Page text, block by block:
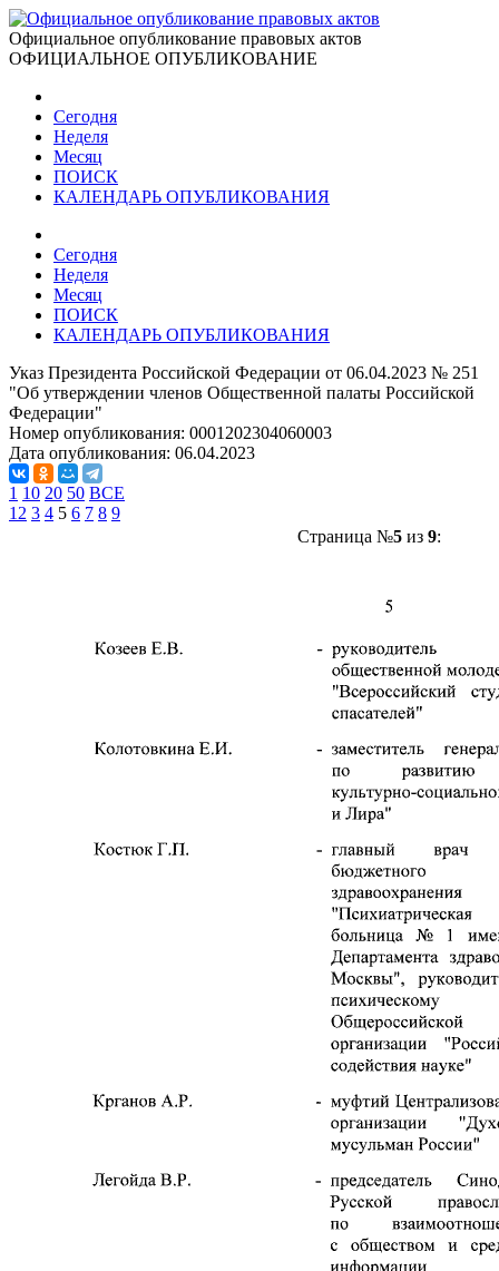
Официальное опубликование правовых актов
ОФИЦИАЛЬНОЕ ОПУБЛИКОВАНИЕ
Сегодня
Неделя
Месяц
ПОИСК
КАЛЕНДАРЬ ОПУБЛИКОВАНИЯ
Сегодня
Неделя
Месяц
ПОИСК
КАЛЕНДАРЬ ОПУБЛИКОВАНИЯ
Указ Президента Российской Федерации от 06.04.2023 № 251
"Об утверждении членов Общественной палаты Российской
Федерации"
Номер опубликования: 0001202304060003
Дата опубликования: 06.04.2023
1 10 20 50 ВСЕ
1 2 3 4 5 6 7 8 9
Страница №5из 9: